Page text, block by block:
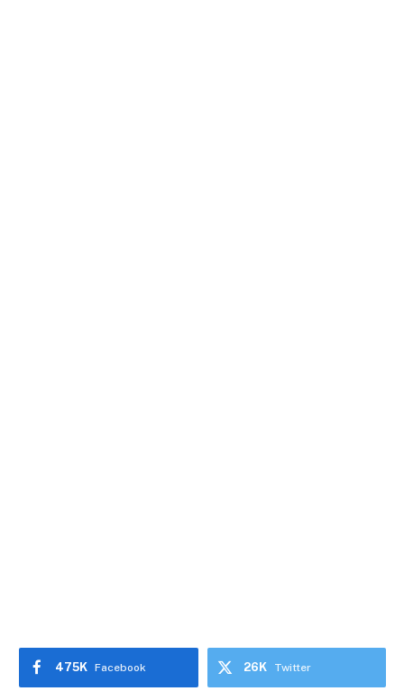
Facebook
475K Twitter
26K